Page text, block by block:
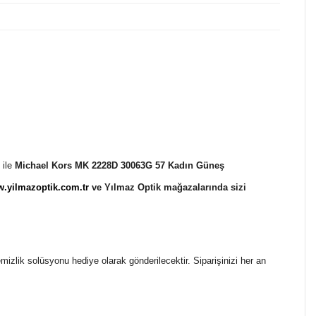
ile Michael Kors MK 2228D 30063G 57 Kadın Güneş
ve Yılmaz Optik mağazalarında sizi
solüsyonu hediye olarak gönderilecektir. Siparişinizi her an